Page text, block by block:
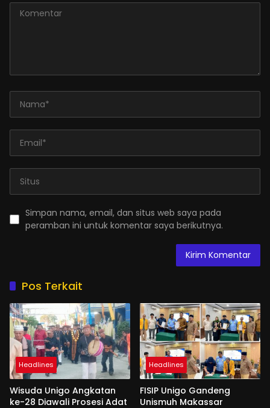
Simpan nama, email, dan situs web saya pada
peramban ini untuk komentar saya berikutnya.
Pos Terkait
Headlines
Wisuda Unigo Angkatan
ke-28 Diawali Prosesi Adat
Headlines
FISIP Unigo Gandeng
Unismuh Makassar